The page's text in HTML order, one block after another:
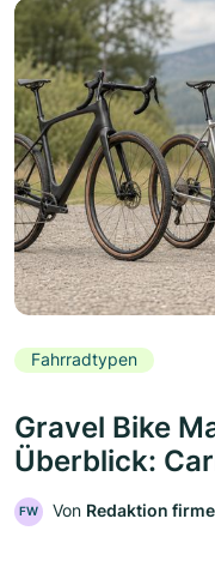
Fahrradtypen
Gravel Bike
Überblick:
FW Von Redaktion